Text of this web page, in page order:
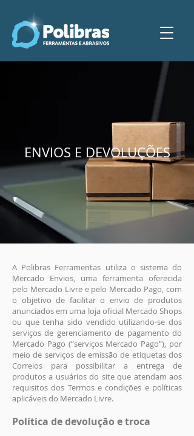
ENVIOS E DEVOLUÇÕES
A Polibras Ferramentas utiliza o sistema do
Mercado Envios, uma ferramenta oferecida
pelo Mercado Livre e pelo Mercado Pago, com
o objetivo de facilitar o envio de produtos
anunciados em uma loja oficial Mercado Shops
ou que tenha sido vendido utilizando-se dos
serviços de gerenciamento de pagamento do
Mercado Pago (“serviços Mercado Pago”), por
meio de serviços de emissão de etiquetas dos
Correios para possibilitar a entrega de
produtos a usuários do site que atendam aos
requisitos dos Termos e condições e políticas
aplicáveis do Mercado Livre.
Política de devolução e troca